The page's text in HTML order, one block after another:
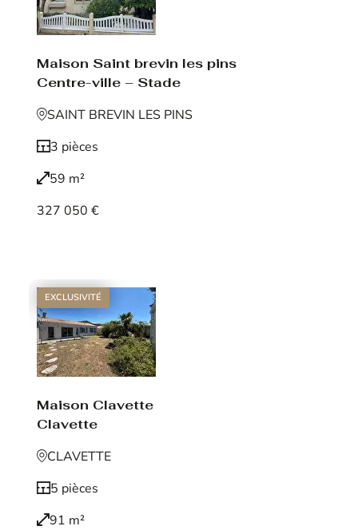
Maison Saint brevin les pins
Centre-ville – Stade
SAINT BREVIN LES PINS
3 pièces
59 m²
327 050 €
EXCLUSIVITÉ
Maison Clavette
Clavette
CLAVETTE
5 pièces
91 m²